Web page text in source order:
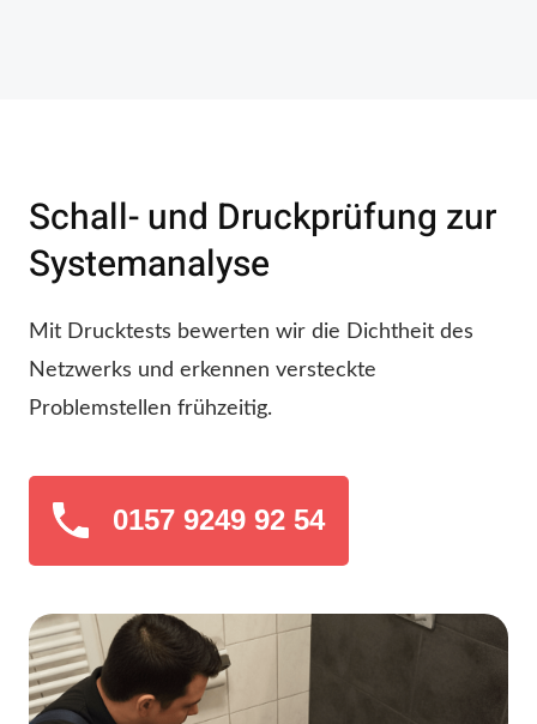
Schall- und Druckprüfung zur
Systemanalyse
Mit Drucktests bewerten wir die Dichtheit des
Netzwerks und erkennen versteckte
Problemstellen frühzeitig.
0157 9249 92 54